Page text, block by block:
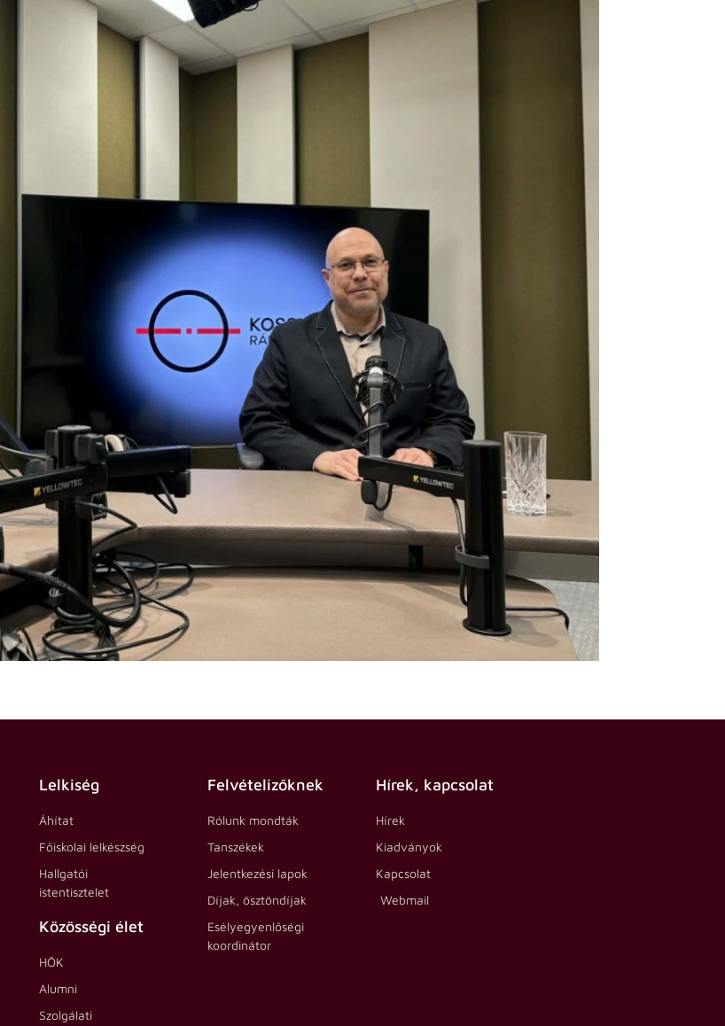
Lelkiség
Áhítat
Főiskolai lelkészség
Hallgatói
istentisztelet
Közösségi élet
HÖK
Alumni
Szolgálati
Felvételizőknek
Rólunk mondták
Tanszékek
Jelentkezési lapok
Díjak, ösztöndíjak
Esélyegyenlőségi
koordinátor
Hírek, kapcsolat
Hírek
Kiadványok
Kapcsolat
Webmail